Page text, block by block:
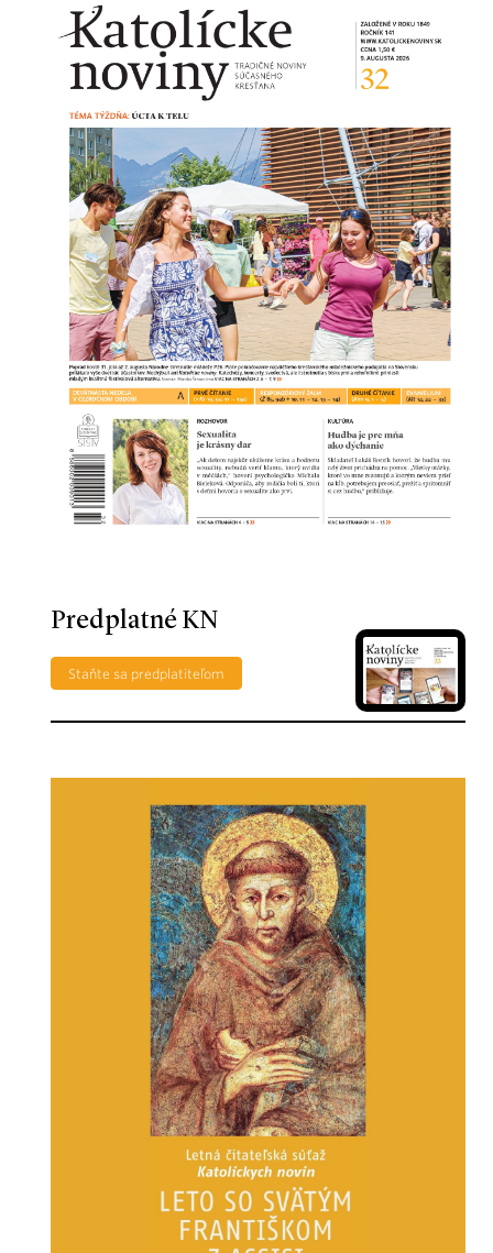
Predplatné KN
Staňte sa predplatiteľom